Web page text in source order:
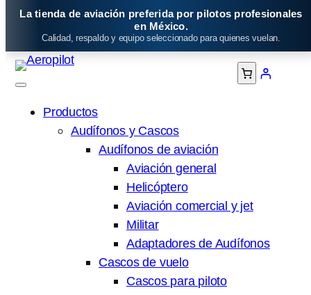
Saltar
La tienda de aviación preferida por pilotos profesionales
en México.
Calidad, respaldo y equipo seleccionado para quienes vuelan.
Productos
Audífonos y Cascos
Audífonos de aviación
Aviación general
Helicóptero
Aviación comercial y jet
Militar
Adaptadores de Audífonos
Cascos de vuelo
Cascos para piloto